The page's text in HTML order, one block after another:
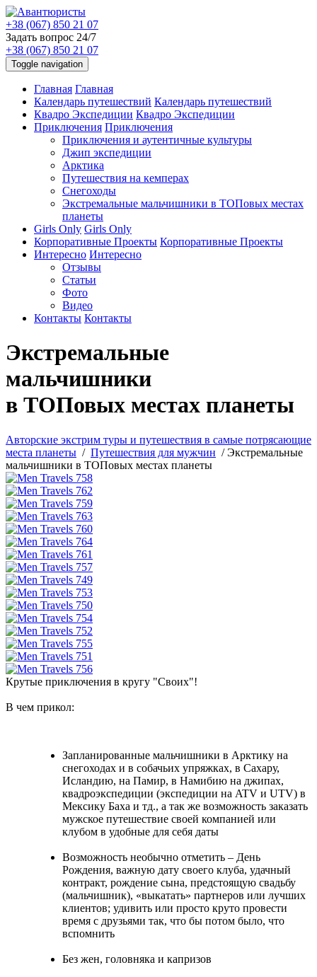
+38 (067) 850 21 07
Задать вопрос 24/7
+38 (067) 850 21 07
Toggle navigation
Главная Главная
Календарь путешествий Календарь путешествий
Квадро Экспедиции Квадро Экспедиции
Приключения Приключения
Приключения и аутентичные культуры
Джип экспедиции
Арктика
Путешествия на кемперах
Снегоходы
Экстремальные мальчишники в ТОПовых местах
планеты
Girls Only Girls Only
Корпоративные Проекты Корпоративные Проекты
Интересно Интересно
Отзывы
Статьи
Фото
Видео
Контакты Контакты
Экстремальные
мальчишники
в ТОПовых местах планеты
Авторские экстрим туры и путешествия в самые потрясающие
места планеты / Путешествия для мужчин /Экстремальные
мальчишники в ТОПовых местах планеты
Крутые приключения в кругу "Своих"!
В чем прикол:
Запланированные мальчишники в Арктику на
снегоходах и в собачьих упряжках, в Сахару,
Исландию, на Памир, в Намибию на джипах,
квадроэкспедиции (экспедиции на ATV и UTV) в
Мексику Баха и тд., а так же возможность заказать
мужское путешествие своей компанией или
клубом в удобные для себя даты
Возможность необычно отметить – День
Рождения, важную дату своего клуба, удачный
контракт, рождение сына, предстоящую свадьбу
(мальчишник), «выкатать» партнеров или лучших
клиентов; удивить или просто круто провести
время с друзьями так, что бы потом было, что
вспомнить
Без жен, головняка и капризов